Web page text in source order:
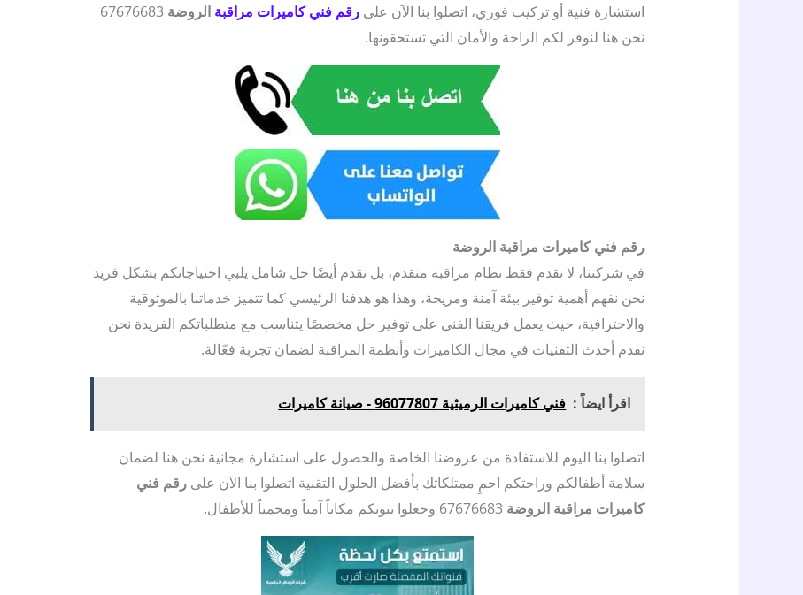
استشارة فنية أو تركيب فوري، اتصلوا بنا الآن على رقم فني كاميرات مراقبة الروضة 67676683
نحن هنا لنوفر لكم الراحة والأمان التي تستحقونها.
رقم فني كاميرات مراقبة الروضة
في شركتنا، لا نقدم فقط نظام مراقبة متقدم، بل نقدم أيضًا حل شامل يلبي احتياجاتكم بشكل فريد
نحن نفهم أهمية توفير بيئة آمنة ومريحة، وهذا هو هدفنا الرئيسي كما تتميز خدماتنا بالموثوقية
والاحترافية، حيث يعمل فريقنا الفني على توفير حل مخصصًا يتناسب مع متطلباتكم الفريدة نحن
نقدم أحدث التقنيات في مجال الكاميرات وأنظمة المراقبة لضمان تجربة فعّالة.
اقرأ ايضاً : فني كاميرات الرميثية 96077807 - صيانة كاميرات
اتصلوا بنا اليوم للاستفادة من عروضنا الخاصة والحصول على استشارة مجانية نحن هنا لضمان
سلامة أطفالكم وراحتكم احمِ ممتلكاتك بأفضل الحلول التقنية اتصلوا بنا الآن على رقم فني
كاميرات مراقبة الروضة 67676683 وجعلوا بيوتكم مكاناً آمناً ومحمياً للأطفال.